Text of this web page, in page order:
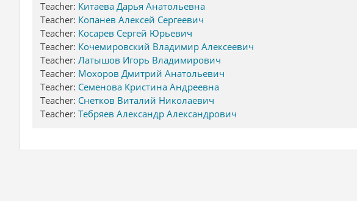
Teacher: Китаева Дарья Анатольевна
Teacher: Копанев Алексей Сергеевич
Teacher: Косарев Сергей Юрьевич
Teacher: Кочемировский Владимир Алексеевич
Teacher: Латышов Игорь Владимирович
Teacher: Мохоров Дмитрий Анатольевич
Teacher: Семенова Кристина Андреевна
Teacher: Снетков Виталий Николаевич
Teacher: Тебряев Александр Александрович